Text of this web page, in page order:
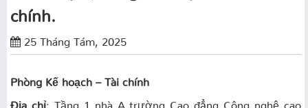
chính.
25 Tháng Tám, 2025
Phòng Kế hoạch – Tài chính
Địa chỉ: Tầng 1 nhà A trường Cao đẳng Công nghệ cao